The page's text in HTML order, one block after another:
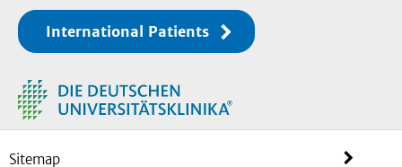
International Patients
Sitemap